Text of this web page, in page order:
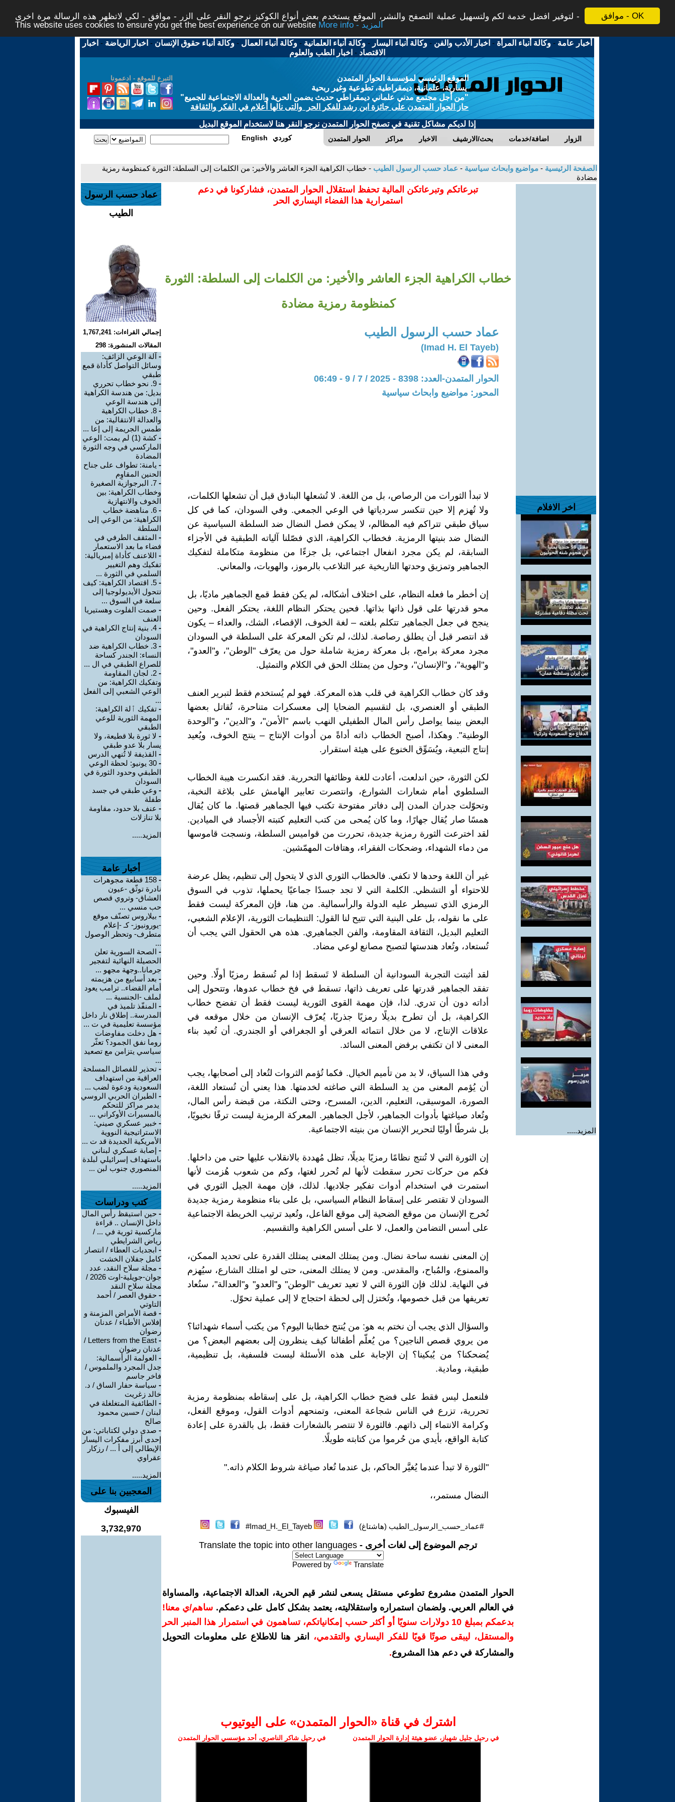
موافق - OK
لتوفير افضل خدمة لكم ولتسهيل عملية التصفح والنشر، الموقع يستخدم بعض أنواع الكوكيز نرجو النقر على الزر - موافق - لكي لاتظهر هذه الرسالة مرة اخرى -
This website uses cookies to ensure you get the best experience on our website
More info - المزيد
أخبار عامة -وكالة أنباء المرأة - اخبار الأدب والفن -وكالة أنباء اليسار -وكالة أنباء العلمانية -وكالة أنباء العمال -وكالة أنباء حقوق الإنسان - اخبار الرياضة - اخبار
الاقتصاد - اخبار الطب والعلوم
التبرع للموقع - ادعمونا
الموقع الرئيسي لمؤسسة الحوار المتمدن
يسارية، علمانية، ديمقراطية، تطوعية وغير ربحية
"من أجل مجتمع مدني علماني ديمقراطي حديث يضمن الحرية والعدالة الاجتماعية للجميع"
حاز الحوار المتمدن على جائزة ابن رشد للفكر الحر والتى نالها أعلام في الفكر والثقافة
إذا لديكم مشاكل تقنية في تصفح الحوار المتمدن نرجو النقر هنا لاستخدام الموقع البديل
الحوار المتمدن مراكز الاخبار بحث/الارشيف اضافة/خدمات الزوار English كوردي
الصفحة الرئيسية - مواضيع وابحاث سياسية - عماد حسب الرسول الطيب - خطاب الكراهية الجزء العاشر والأخير: من الكلمات إلى السلطة: الثورة كمنظومة رمزية
مضادة
اخر الافلام
المزيد.....
تبرعاتكم وتبرعاتكن المالية تحفظ استقلال الحوار المتمدن، فشاركونا في دعم
استمرارية هذا الفضاء اليساري الحر
خطاب الكراهية الجزء العاشر والأخير: من الكلمات إلى السلطة: الثورة
كمنظومة رمزية مضادة
عماد حسب الرسول الطيب
(Imad H. El Tayeb)
الحوار المتمدن-العدد: 8398 - 2025 / 7 / 9 - 06:49
المحور: مواضيع وابحاث سياسية
لا تبدأ الثورات من الرصاص، بل من اللغة. لا تُشعلها البنادق قبل أن تشعلها الكلمات،
ولا تُهزم إلا حين تنكسر سردياتها في الوعي الجمعي. وفي السودان، كما في كل
سياق طبقي تتراكم فيه المظالم، لا يمكن فصل النضال ضد السلطة السياسية عن
النضال ضد بنيتها الرمزية. فخطاب الكراهية، الذي فصّلنا آلياته الطبقية في الأجزاء
السابقة، لم يكن مجرد انفعال اجتماعي، بل جزءًا من منظومة متكاملة لتفكيك
الجماهير وتمزيق وحدتها التاريخية عبر التلاعب بالرموز، والهويات، والمعاني.
إن أخطر ما فعله النظام، على اختلاف أشكاله، لم يكن فقط قمع الجماهير ماديًا، بل
محو قدرتها على قول ذاتها بذاتها. فحين يحتكر النظام اللغة، يحتكر الفعل. وحين
ينجح في جعل الجماهير تتكلم بلغته – لغة الخوف، الإقصاء، الشك، والعداء – يكون
قد انتصر قبل أن يطلق رصاصة. لذلك، لم تكن المعركة على السلطة في السودان
مجرد معركة برامج، بل معركة رمزية شاملة حول من يعرّف "الوطن"، و"العدو"،
و"الهوية"، و"الإنسان"، وحول من يمتلك الحق في الكلام والتمثيل.
وقد كان خطاب الكراهية في قلب هذه المعركة. فهو لم يُستخدم فقط لتبرير العنف
الطبقي أو العنصري، بل لتقسيم الضحايا إلى معسكرات متناحرة، تُقاتل بعضها
البعض بينما يواصل رأس المال الطفيلي النهب باسم "الأمن"، و"الدين"، و"الوحدة
الوطنية". وهكذا، أصبح الخطاب ذاته أداةً من أدوات الإنتاج – ينتج الخوف، ويُعيد
إنتاج التبعية، ويُسَوِّق الخنوع على هيئة استقرار.
لكن الثورة، حين اندلعت، أعادت للغة وظائفها التحررية. فقد انكسرت هيبة الخطاب
السلطوي أمام شعارات الشوارع، وانتصرت تعابير الهامش على بلاغة النخبة،
وتحوّلت جدران المدن إلى دفاتر مفتوحة تكتب فيها الجماهير قصتها. ما كان يُقال
همسًا صار يُقال جهارًا، وما كان يُمحى من كتب التعليم كتبته الأجساد في الميادين.
لقد اخترعت الثورة رمزية جديدة، تحررت من قواميس السلطة، ونسجت قاموسها
من دماء الشهداء، وضحكات الفقراء، وهتافات المهمّشين.
غير أن اللغة وحدها لا تكفي. فالخطاب الثوري الذي لا يتحول إلى تنظيم، يظل عرضة
للاحتواء أو التشظي. الكلمة التي لا تجد جسدًا جماعيًا يحملها، تذوب في السوق
الرمزي الذي تسيطر عليه الدولة والرأسمالية. من هنا، فإن المعركة ليست فقط
على ما نقوله، بل على البنية التي تتيح لنا القول: التنظيمات الثورية، الإعلام الشعبي،
التعليم البديل، الثقافة المقاومة، والفن الجماهيري. هذه هي الحقول التي يجب أن
تُستعاد، وتُعاد هندستها لتصبح مصانع لوعي مضاد.
لقد أثبتت التجربة السودانية أن السلطة لا تَسقط إذا لم تُسقط رمزيًا أولًا. وحين
تفقد الجماهير قدرتها على تعريف ذاتها، تسقط في فخ خطاب عدوها، وتتحول إلى
أداته دون أن تدري. لذا، فإن مهمة القوى الثورية ليست فقط أن تفضح خطاب
الكراهية، بل أن تطرح بديلًا رمزيًا جذريًا، يُعرّف الإنسان من خلال موقعه في
علاقات الإنتاج، لا من خلال انتمائه العرقي أو الجغرافي أو الجندري. أن تُعيد بناء
المعنى لا ان تكتفي برفض المعنى السائد.
وفي هذا السياق، لا بد من تأميم الخيال. فكما تُؤمم الثروات لتُعاد إلى أصحابها، يجب
أن يُؤمم المعنى من يد السلطة التي صاغته لخدمتها. هذا يعني أن تُستعاد اللغة،
الصورة، الموسيقى، التعليم، الدين، المسرح، وحتى النكتة، من قبضة رأس المال،
وتُعاد صياغتها بأدوات الجماهير، لأجل الجماهير. المعركة الرمزية ليست ترفًا نخبويًا،
بل شرطًا أوليًا لتحرير الإنسان من بنيته الاجتماعية.
إن الثورة التي لا تُنتج نظامًا رمزيًا بديلًا، تظل مُهددة بالانقلاب عليها حتى من داخلها.
فكم من حركات تحرر سقطت لأنها لم تُحرر لغتها، وكم من شعوب هُزمت لأنها
استمرت في استخدام أدوات تفكير جلاديها. لذلك، فإن مهمة الجيل الثوري في
السودان لا تقتصر على إسقاط النظام السياسي، بل على بناء منظومة رمزية جديدة
تُخرج الإنسان من موقع الضحية إلى موقع الفاعل، وتُعيد ترتيب الخريطة الاجتماعية
على أسس التضامن والعمل، لا على أسس الكراهية والتقسيم.
إن المعنى نفسه ساحة نضال. ومن يمتلك المعنى يمتلك القدرة على تحديد الممكن،
والممنوع، والمُباح، والمقدس. ومن لا يمتلك المعنى، حتى لو امتلك الشارع، سيُهزم
في النهاية. لذلك فإن الثورة التي لا تعيد تعريف "الوطن" و"العدو" و"العدالة"، ستُعاد
تعريفها من قبل خصومها، وتُختزل إلى لحظة احتجاج لا إلى عملية تحوّل.
والسؤال الذي يجب أن نختم به هو: من يُنتج خطابنا اليوم؟ من يكتب أسماء شهدائنا؟
من يروي قصص الناجين؟ من يُعلّم أطفالنا كيف ينظرون إلى بعضهم البعض؟ من
يُضحكنا؟ من يُبكينا؟ إن الإجابة على هذه الأسئلة ليست فلسفية، بل تنظيمية،
طبقية، ومادية.
فلنعمل ليس فقط على فضح خطاب الكراهية، بل على إسقاطه بمنظومة رمزية
تحررية، تزرع في الناس شجاعة المعنى، وتمنحهم أدوات القول، وموقع الفعل،
وكرامة الانتماء إلى ذاتهم. فالثورة لا تنتصر بالشعارات فقط، بل بالقدرة على إعادة
كتابة الواقع، بأيدي من حُرموا من كتابته طويلًا.
"الثورة لا تبدأ عندما يُغيَّر الحاكم، بل عندما تُعاد صياغة شروط الكلام ذاته."
النضال مستمر،،
#عماد_حسب_الرسول_الطيب (هاشتاغ) Imad_H._El_Tayeb#
ترجم الموضوع إلى لغات أخرى - Translate the topic into other languages
Powered by Translate
الحوار المتمدن مشروع تطوعي مستقل يسعى لنشر قيم الحرية، العدالة الاجتماعية، والمساواة
في العالم العربي. ولضمان استمراره واستقلاليته، يعتمد بشكل كامل على دعمكم. ساهم/ي معنا!
بدعمكم بمبلغ 10 دولارات سنويًا أو أكثر حسب إمكانياتكم، تساهمون في استمرار هذا المنبر الحر
والمستقل، ليبقى صوتًا قويًا للفكر اليساري والتقدمي،
انقر هنا للاطلاع على معلومات التحويل
والمشاركة في دعم هذا المشروع.
اشترك في قناة ‫«الحوار المتمدن» على اليوتيوب
في رحيل جليل شهباز، عضو هيئة إدارة الحوار المتمدن في رحيل شاكر الناصري، أحد مؤسسي الحوار المتمدن
عماد حسب الرسول
الطيب
إجمالي القراءات: 1,767,241
المقالات المنشورة: 298
- آلة الوعي الزائف:
وسائل التواصل كأداة قمع
طبقي
-
9. نحو خطاب تحرري
بديل: من هندسة الكراهية
إلى هندسة الوعي
-
8. خطاب الكراهية
والعدالة الانتقالية: من
طمس الجريمة إلى إعا ...
-
كشة (1) لم يمت: الوعي
الماركسي في وجه الثورة
المضادة
- يامنة: تطواف على جناح
الحنين المقاوِم
-
7. البرجوازية الصغيرة
وخطاب الكراهية: بين
الخوف والانتهازية
-
6. مناهضة خطاب
الكراهية: من الوعي إلى
السلطة
- المثقف الطرفي في
فضاء ما بعد الاستعمار
- اللاعنف كأداة إمبريالية:
تفكيك وهم التغيير
السلمي في الثورة ...
-
5. اقتصاد الكراهية: كيف
تتحول الأيديولوجيا إلى
سلعة في السوق ...
- صمت الفلوت وهستيريا
العنف
-
4. بنية إنتاج الكراهية في
السودان
-
3. خطاب الكراهية ضد
النساء: الجندر كساحة
للصراع الطبقي في ال ...
-
2. لجان المقاومة
وتفكيك الكراهية: من
الوعي الشعبي إلى الفعل
...
- تفكيك ٱلة الكراهية:
المهمة الثورية للوعي
الطبقي
- لا ثورة بلا قطيعة، ولا
يسار بلا عدو طبقي
- القذيفة لا تُنهي الدرس
-
30 يونيو: لحظة الوعي
الطبقي وحدود الثورة في
السودان
- وعي طبقي في جسد
طفلة
- عنف بلا حدود، مقاومة
بلا تنازلات
المزيد.....
أخبار عامة
-
158 قطعة مجوهرات
نادرة توثّق -عيون
العشاق- وتروي قصص
حب منسي ...
- بيلاروس تصنّف موقع
-يورونيوز- كـ -إعلام
متطرف- وتحظر الوصول
...
- الصحة السورية تعلن
الحصيلة النهائية لتفجير
جرمانا..وجهة مجهو ...
- بعد أسابيع من هزيمته
أمام القضاء.. ترامب يعود
لملف -الجنسية ...
- المنفّذ تلميذ في
المدرسة.. إطلاق نار داخل
مؤسسة تعليمية في ت ...
- هل دخلت مفاوضات
روما نفق الجمود؟ تعثّر
سياسي يتزامن مع تصعيد
...
- تحذير للفصائل المسلحة
العراقية من استهداف
السعودية ودعوة لضب ...
- الطيران الحربي الروسي
يدمر مراكز للتحكم
بالمسيرات الأوكراني ...
- خبير عسكري صيني:
الاستراتيجية النووية
الأمريكية الجديدة قد ت ...
- إصابة عسكري لبناني
باستهداف إسرائيلي لبلدة
المنصوري جنوب لبن ...
المزيد.....
كتب ودراسات
- حين استيقظ رأس المال
داخل الإنسان .. قراءة
ماركسية ثورية في ... /
رياض الشرايطي
- ابجديات العطاء / انتصار
كامل جفلان الخشت
- مجلة سلاح النقد، عدد
جوان-جويلية-اوت 2026 /
مجلة سلاح النقد
- حقوق العصر / أحمد
التاوتي
- قصة الأمراض المزمنة و
إفلاس الأطباء / عدنان
رضوان
-
Letters from the East /
عدنان رضوان
- العولمة الرأسمالية:
جدل المجرد والملموس /
فاخر جاسم
- سياسة حفار الساق / د.
خالد زغريت
- الطائفية المتغلغلة في
لبنان / حسين محمود
صالح
- صدى دولي لكتاباتي: من
إحدى أبرز مفكرات اليسار
الإيطالي إلى أ ... / رزكار
عقراوي
المزيد.....
المعجبين بنا على
الفيسبوك
3,732,970